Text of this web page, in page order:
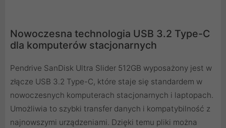
Nowoczesna technologia USB 3.2 Type-C
dla komputerów stacjonarnych
Pendrive SanDisk Ultra Slider 512GB wyposażony jest w
złącze USB 3.2 Type-C, które staje się standardem w
nowoczesnych komputerach stacjonarnych i laptopach.
Umożliwia to szybki transfer danych i kompatybilność z
najnowszymi urządzeniami. Dzięki temu pliki można